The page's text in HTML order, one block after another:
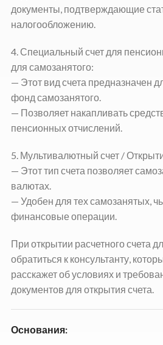
документы, подтверждающие
налогообложению.
4. Специальный счет для
для самозанятого:
— Этот вид счета предназначен
фонд самозанятого.
— Позволяет накапливать
пенсионных отчислений.
5. Мультивалютный счет /
— Этот тип счета позволяет
валютах.
— Удобен для тех самозанятых,
финансовые операции.
При открытии расчетного счета
обратиться к консультанту,
расскажет об условиях и
документов для открытия счета.
Основания: